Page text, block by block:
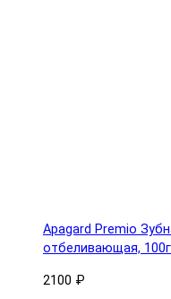
Apagard Premio
отбеливающая, 100г
2100 ₽